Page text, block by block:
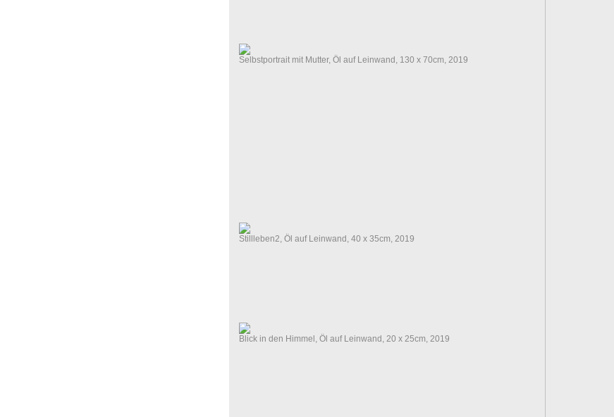
Selbstportrait mit Mutter, Öl auf Leinwand, 130 x 70cm, 2019
Stillleben2, Öl auf Leinwand, 40 x 35cm, 2019
Blick in den Himmel, Öl auf Leinwand, 20 x 25cm, 2019